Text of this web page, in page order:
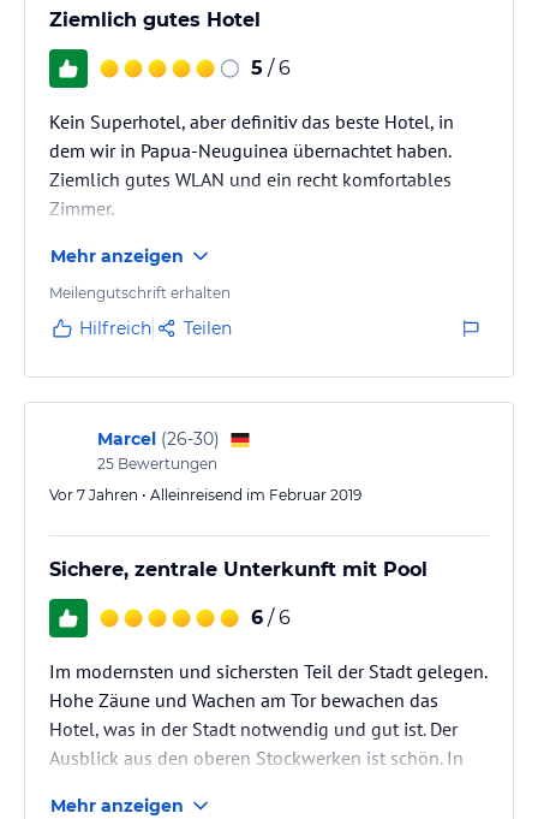
Ziemlich gutes Hotel
5 / 6
Kein Superhotel, aber definitiv das beste Hotel, in
dem wir in Papua-Neuguinea übernachtet haben.
Ziemlich gutes WLAN und ein recht komfortables
Zimmer.
Mehr anzeigen
Meilengutschrift erhalten
Hilfreich Teilen
Marcel (26-30)
25 Bewertungen
Vor 7 Jahren • Alleinreisend im Februar 2019
Sichere, zentrale Unterkunft mit Pool
6 / 6
Im modernsten und sichersten Teil der Stadt gelegen.
Hohe Zäune und Wachen am Tor bewachen das
Hotel, was in der Stadt notwendig und gut ist. Der
Ausblick aus den oberen Stockwerken ist schön. In
Mehr anzeigen